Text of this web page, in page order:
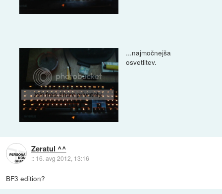
...najmočnejša
osvetlitev.
Zeratul ^^
:: 16. avg 2012, 13:16
BF3 edition?